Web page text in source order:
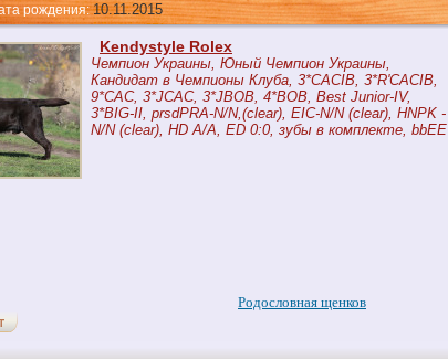
10.11.2015
Kendystyle Rolex
Чемпион Украины, Юный Чемпион Украины,
Кандидат в Чемпионы Клуба, 3*CACIB, 3*R'CACIB,
9*CAC, 3*JCAC, 3*JBOB, 4*BOB, Best Junior-IV,
3*BIG-II, prsdPRA-N/N,(clear), EIC-N/N (clear), HNPK -
N/N (clear), HD A/A, ED 0:0, зубы в комплекте, bbEE
Родословная щенков